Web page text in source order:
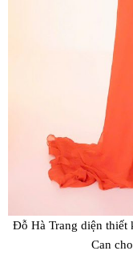
Đỗ Hà Trang diện thiết
Can